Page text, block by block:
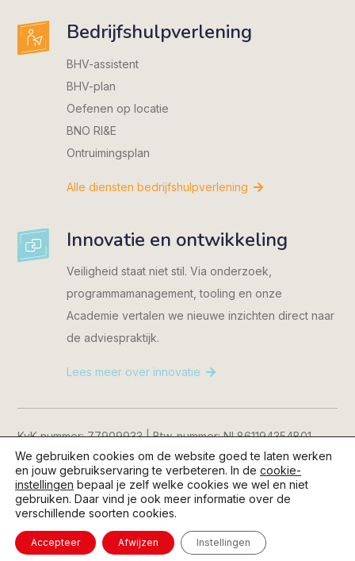
Bedrijfshulpverlening
BHV-assistent
BHV-plan
Oefenen op locatie
BNO RI&E
Ontruimingsplan
Alle diensten bedrijfshulpverlening
Innovatie en ontwikkeling
Veiligheid staat niet stil. Via onderzoek,
programmamanagement, tooling en onze
Academie vertalen we nieuwe inzichten direct naar
de adviespraktijk.
Lees meer over innovatie
KvK-nummer: 77909933 | Btw-nummer: NL861194354B01
Consent Manager|Cookiebeleid|Privacyverklaring|
Disclaimer
© 2026 Kijkopveiligheid.nl | Content en realisatie:
voor de Mond B.V.
We gebruiken cookies om de website goed te laten werken
en jouw gebruikservaring te verbeteren. In de cookie-
instellingen bepaal je zelf welke cookies we wel en niet
gebruiken. Daar vind je ook meer informatie over de
verschillende soorten cookies.
Accepteer Afwijzen Instellingen